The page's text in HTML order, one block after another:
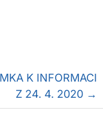
K INFORMACI
Z 24. 4. 2020 →